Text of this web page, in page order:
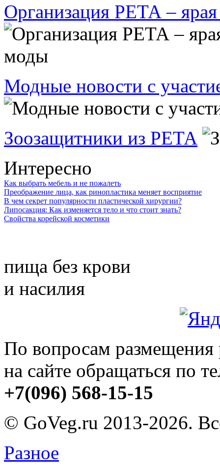
Организация РЕТА –
Модные новости с
Зоозащитники из РЕТА
Интересно
Как выбрать мебель и не пожалеть
Преображение лица, как ринопластика меняет восприятие
В чем секрет популярности пластической хирургии?
Липосакция: Как изменяется тело и что стоит знать?
Свойства корейской косметики
пища без крови
и насилия
По вопросам размещения
на сайте обращаться по
+7(096) 568-15-15
© GoVeg.ru 2013-2026.
Разное